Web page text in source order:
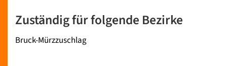
Zuständig für folgende Bezirke
Bruck-Mürzzuschlag